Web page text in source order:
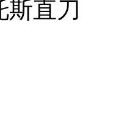
斯直刀